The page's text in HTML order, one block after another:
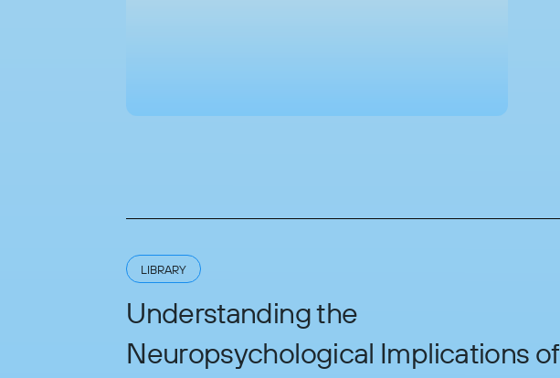
LIBRARY
Understanding the
Neuropsychological Implications of